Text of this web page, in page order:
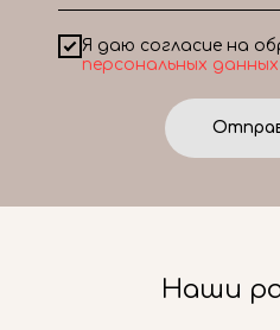
Я даю согласие на
персональных данных
Наши